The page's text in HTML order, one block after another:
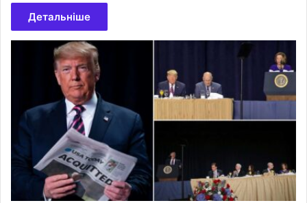
Детальніше